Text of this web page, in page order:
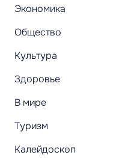
Экономика
Общество
Культура
Здоровье
В мире
Туризм
Калейдоскоп